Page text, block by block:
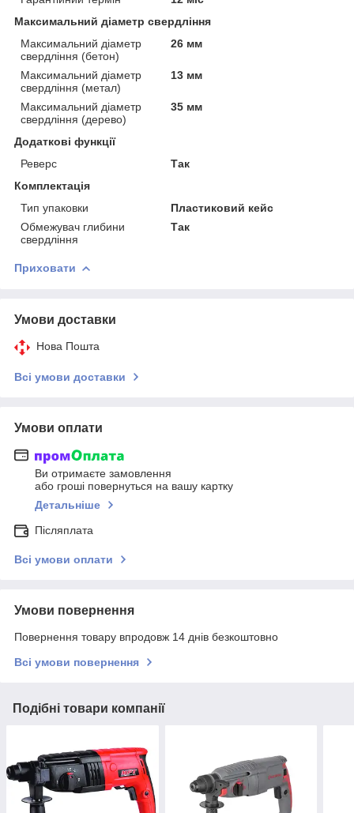
Максимальний діаметр свердління
Максимальний діаметр
свердління (бетон)
26 мм
Максимальний діаметр
свердління (метал)
13 мм
Максимальний діаметр
свердління (дерево)
35 мм
Додаткові функції
Реверс
Так
Комплектація
Тип упаковки
Пластиковий кейс
Обмежувач глибини
свердління
Так
Приховати
Умови доставки
Нова Пошта
Всі умови доставки
Умови оплати
Ви отримаєте замовлення
або гроші повернуться на вашу картку
Детальніше
Післяплата
Всі умови оплати
Умови повернення
Повернення товару впродовж 14 днів безкоштовно
Всі умови повернення
Подібні товари компанії